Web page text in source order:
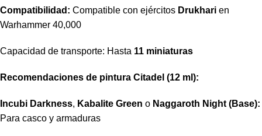
Compatibilidad: Compatible con ejércitos Drukhari en
Warhammer 40,000
Capacidad de transporte: Hasta 11 miniaturas
Recomendaciones de pintura Citadel (12 ml):
Incubi Darkness, Kabalite Green o Naggaroth Night (Base):
Para casco y armaduras